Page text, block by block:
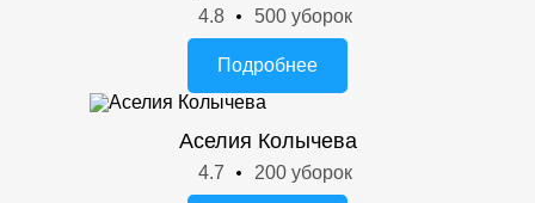
4.8 500 уборок
Подробнее
Аселия Колычева
4.7 200 уборок